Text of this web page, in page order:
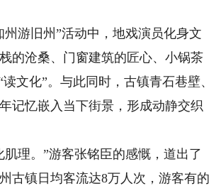
游旧州”活动中，地戏演员化身文
的沧桑、门窗建筑的匠心、小锅茶
文化”。与此同时，古镇青石巷壁、
记忆嵌入当下街景，形成动静交织
理。”游客张铭臣的感慨，道出了
古镇日均客流达8万人次，游客有的